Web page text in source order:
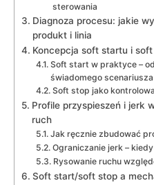
sterowania
Diagnoza procesu: jakie
produkt i linia
Koncepcja soft startu i
Soft start w praktyce –
świadomego scenariusza
Soft stop jako
Profile przyspieszeń i jerk
ruch
Jak ręcznie zbudować
Ograniczanie jerk –
Rysowanie ruchu
Soft start/soft stop a